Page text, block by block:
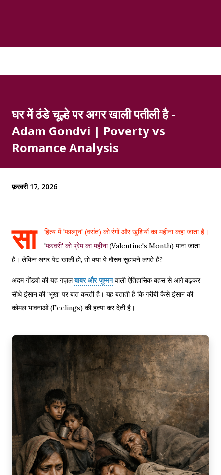
घर में ठंडे चूल्हे पर अगर खाली पतीली है -
Adam Gondvi | Poverty vs
Romance Analysis
फ़रवरी 17, 2026
सा
हित्य में 'फाल्गुन' (वसंत) को रंगों और खुशियों का महीना कहा जाता है।
'फरवरी' को प्रेम का महीना(Valentine's Month) माना जाता
है। लेकिन अगर पेट खाली हो, तो क्या ये मौसम सुहावने लगते हैं?
अदम गोंडवी की यह गज़लबाबर और जुम्मनवाली ऐतिहासिक बहस से आगे बढ़कर
सीधे इंसान की 'भूख' पर बात करती है। यह बताती है कि गरीबी कैसे इंसान की
कोमल भावनाओं (Feelings) की हत्या कर देती है।